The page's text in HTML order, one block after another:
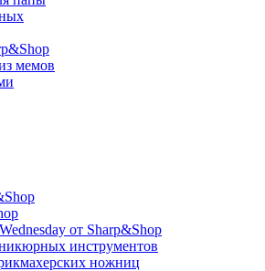
мемов
от Sharp&Shop
инструментов
ножниц